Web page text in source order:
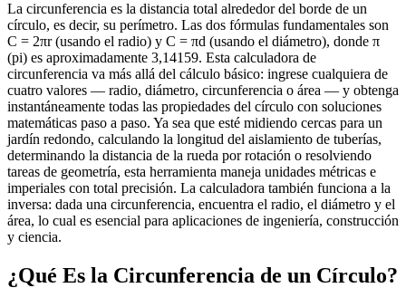
La circunferencia es la distancia total alrededor del borde de un
círculo, es decir, su perímetro. Las dos fórmulas fundamentales son
C = 2πr (usando el radio) y C = πd (usando el diámetro), donde π
(pi) es aproximadamente 3,14159. Esta calculadora de
circunferencia va más allá del cálculo básico: ingrese cualquiera de
cuatro valores — radio, diámetro, circunferencia o área — y obtenga
instantáneamente todas las propiedades del círculo con soluciones
matemáticas paso a paso. Ya sea que esté midiendo cercas para un
jardín redondo, calculando la longitud del aislamiento de tuberías,
determinando la distancia de la rueda por rotación o resolviendo
tareas de geometría, esta herramienta maneja unidades métricas e
imperiales con total precisión. La calculadora también funciona a la
inversa: dada una circunferencia, encuentra el radio, el diámetro y el
área, lo cual es esencial para aplicaciones de ingeniería, construcción
y ciencia.
¿Qué Es la Circunferencia de un Círculo?